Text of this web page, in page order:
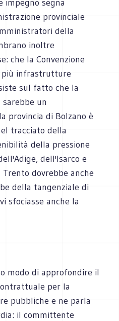
impegno segna
provinciale
della
inoltre
che la Convenzione
più infrastrutture
sul fatto che la
sarebbe un
provincia di Bolzano è
tracciato della
della pressione
dell'Isarco e
dovrebbe anche
della tangenziale di
sfociasse anche la
modo di approfondire il
per la
pubbliche e ne parla
il committente